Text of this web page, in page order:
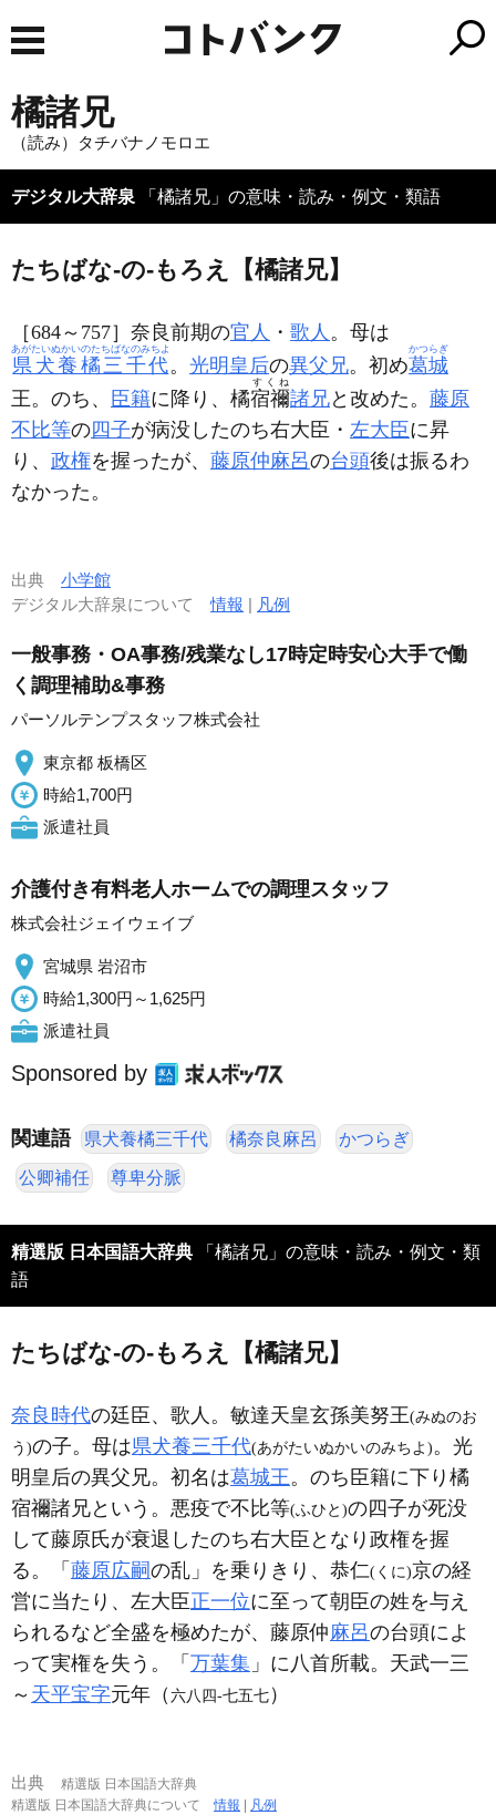
橘諸兄
（読み）タチバナノモロエ
デジタル大辞泉 「橘諸兄」の意味・読み・例文・類語
たちばな‐の‐もろえ【橘諸兄】
［684～757］奈良前期の官人 ・ 歌人 。母は
県犬養橘三千代
あがたいぬかいのたちばなのみちよ
。 光明皇后の異父兄。初め葛城
かつらぎ
王。のち、 臣籍に降り、橘宿禰
すくね
諸兄と改めた。 藤原
不比等の四子が病没したのち右大臣・ 左大臣に昇
り、 政権を握ったが、 藤原仲麻呂の台頭後は振るわ
なかった。
出典 小学館
デジタル大辞泉について情報 | 凡例
一般事務・OA事務/残業なし17時定時安心大手で働
く調理補助&事務
パーソルテンプスタッフ株式会社
東京都 板橋区
時給1,700円
派遣社員
介護付き有料老人ホームでの調理スタッフ
株式会社ジェイウェイブ
宮城県 岩沼市
時給1,300円～1,625円
派遣社員
Sponsored by
関連語 県犬養橘三千代 橘奈良麻呂 かつらぎ
公卿補任 尊卑分脈
精選版 日本国語大辞典
語
たちばな‐の‐もろえ【橘諸兄】
奈良時代の廷臣、歌人。敏達天皇玄孫美努王(みぬのお
う)の子。母は県犬養三千代(あがたいぬかいのみちよ)。光
明皇后の異父兄。初名は葛城王。のち臣籍に下り橘
宿禰諸兄という。悪疫で不比等(ふひと)の四子が死没
して藤原氏が衰退したのち右大臣となり政権を握
る。「 藤原広嗣の乱」を乗りきり、恭仁(くに)京の経
営に当たり、左大臣正一位に至って朝臣の姓を与え
られるなど全盛を極めたが、藤原仲麻呂の台頭によ
って実権を失う。「 万葉集 」に八首所載。天武一三
～ 天平宝字元年（六八四‐七五七）
出典
精選版 日本国語大辞典
精選版 日本国語大辞典について情報 凡例